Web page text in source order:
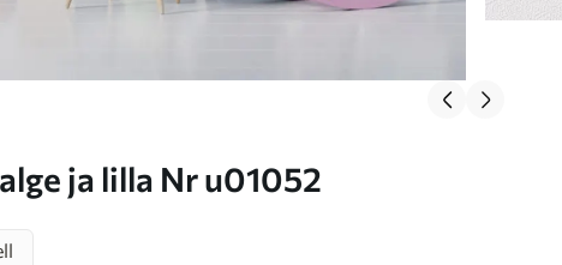
ja lilla Nr u01052